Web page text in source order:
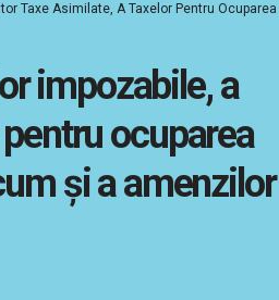
Taxe Asimilate, A Taxelor Pentru Ocuparea
impozabile, a
ocuparea
şi a amenzilor